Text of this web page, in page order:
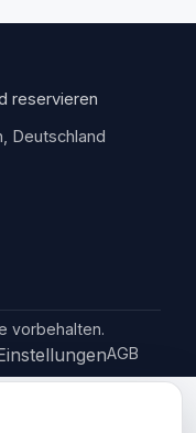
reservieren
Deutschland
vorbehalten.
AGB